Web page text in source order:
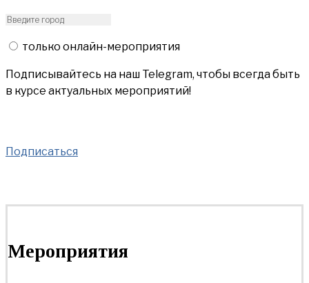
только онлайн-мероприятия
Подписывайтесь на наш Telegram, чтобы всегда быть
в курсе актуальных мероприятий!
Подписаться
Мероприятия